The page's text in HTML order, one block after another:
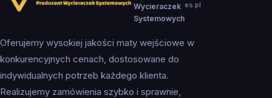
Wycieraczek
Systemowych
es.pl
Oferujemy wysokiej jakości maty wejściowe w
konkurencyjnych cenach, dostosowane do
indywidualnych potrzeb każdego klienta.
Realizujemy zamówienia szybko i sprawnie,